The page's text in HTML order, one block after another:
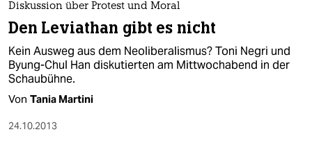
Diskussion über Protest und Moral
Den Leviathan gibt es nicht
Kein Ausweg aus dem Neoliberalismus? Toni Negri und
Byung-Chul Han diskutierten am Mittwochabend in der
Schaubühne.
Von Tania Martini
24.10.2013